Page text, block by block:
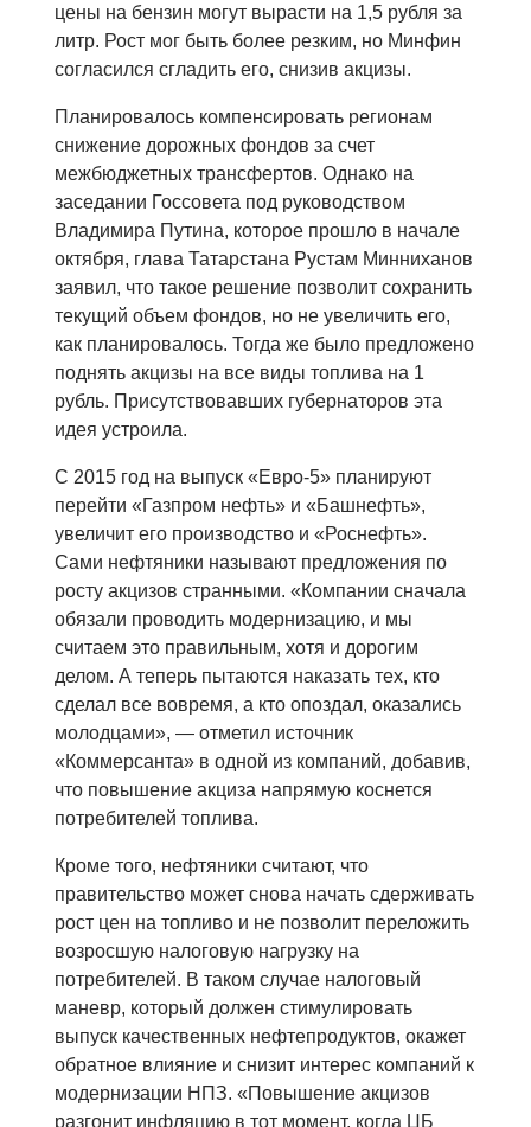
цены на бензин могут вырасти на 1,5 рубля за
литр. Рост мог быть более резким, но Минфин
согласился сгладить его, снизив акцизы.
Планировалось компенсировать регионам
снижение дорожных фондов за счет
межбюджетных трансфертов. Однако на
заседании Госсовета под руководством
Владимира Путина, которое прошло в начале
октября, глава Татарстана Рустам Минниханов
заявил, что такое решение позволит сохранить
текущий объем фондов, но не увеличить его,
как планировалось. Тогда же было предложено
поднять акцизы на все виды топлива на 1
рубль. Присутствовавших губернаторов эта
идея устроила.
С 2015 год на выпуск «Евро-5» планируют
перейти «Газпром нефть» и «Башнефть»,
увеличит его производство и «Роснефть».
Сами нефтяники называют предложения по
росту акцизов странными. «Компании сначала
обязали проводить модернизацию, и мы
считаем это правильным, хотя и дорогим
делом. А теперь пытаются наказать тех, кто
сделал все вовремя, а кто опоздал, оказались
молодцами», — отметил источник
«Коммерсанта» в одной из компаний, добавив,
что повышение акциза напрямую коснется
потребителей топлива.
Кроме того, нефтяники считают, что
правительство может снова начать сдерживать
рост цен на топливо и не позволит переложить
возросшую налоговую нагрузку на
потребителей. В таком случае налоговый
маневр, который должен стимулировать
выпуск качественных нефтепродуктов, окажет
обратное влияние и снизит интерес компаний к
модернизации НПЗ. «Повышение акцизов
разгонит инфляцию в тот момент, когда ЦБ